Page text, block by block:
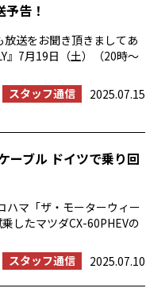
告！
放送をお聞き頂きましてあ
』7月19日（土）（20時〜
スタッフ通信
2025.07.15
ーブル ドイツで乗り回
ハマ「ザ・モーターウィー
したマツダCX-60PHEVの
スタッフ通信
2025.07.10